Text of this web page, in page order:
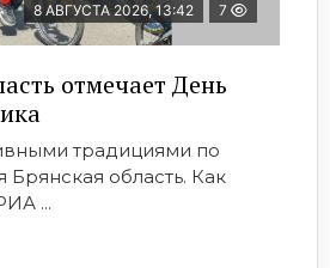
8 АВГУСТА 2026, 13:42 7
отмечает День
традициями по
Брянская область. Как
...